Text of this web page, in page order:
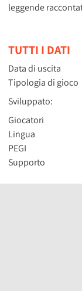
leggende
TUTTI I DATI
Data di uscita
Tipologia di gioco
Sviluppato:
Giocatori
Lingua
PEGI
Supporto